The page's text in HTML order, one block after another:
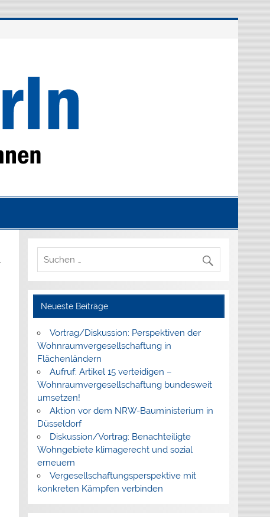
Neueste Beiträge
Vortrag/Diskussion: Perspektiven der
Wohnraumvergesellschaftung in
Flächenländern
Aufruf: Artikel 15 verteidigen –
Wohnraumvergesellschaftung bundesweit
umsetzen!
Aktion vor dem NRW-Bauministerium in
Düsseldorf
Diskussion/Vortrag: Benachteiligte
Wohngebiete klimagerecht und sozial
erneuern
Vergesellschaftungsperspektive mit
konkreten Kämpfen verbinden